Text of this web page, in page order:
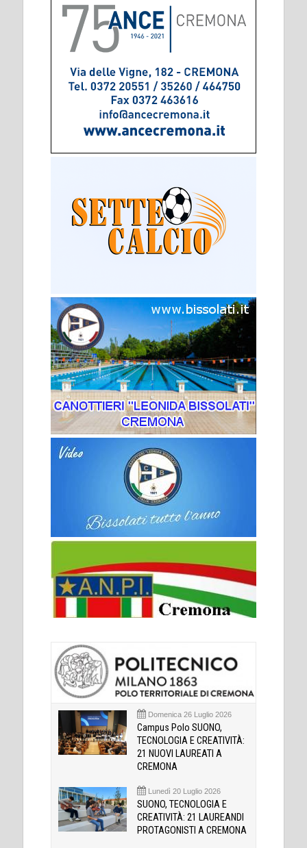
Domenica 26 Luglio 2026
Campus Polo SUONO,
TECNOLOGIA E CREATIVITÀ:
21 NUOVI LAUREATI A
CREMONA
Lunedì 20 Luglio 2026
SUONO, TECNOLOGIA E
CREATIVITÀ: 21 LAUREANDI
PROTAGONISTI A CREMONA